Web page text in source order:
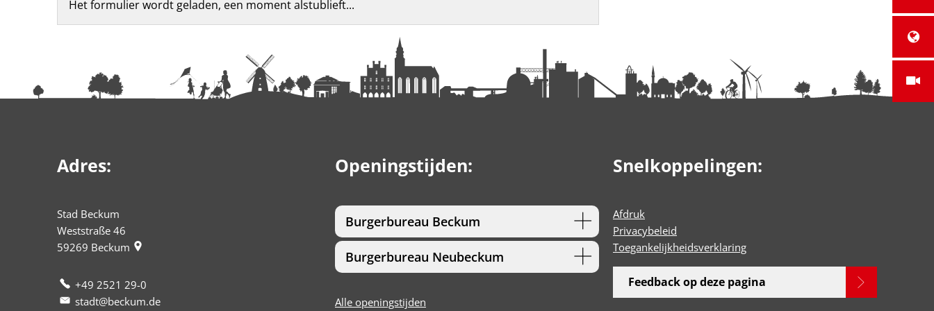
Het formulier wordt geladen, een moment alstublieft...
Adres:
Stad Beckum
Weststraße 46
59269 Beckum
+49 2521 29-0
stadt@beckum.de
Openingstijden:
Burgerbureau Beckum
Burgerbureau Neubeckum
Alle openingstijden
Snelkoppelingen:
Afdruk
Privacybeleid
Toegankelijkheidsverklaring
Feedback op deze pagina